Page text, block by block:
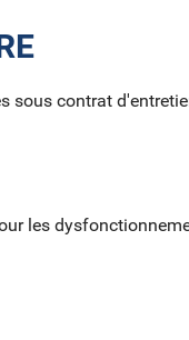
sous contrat
les